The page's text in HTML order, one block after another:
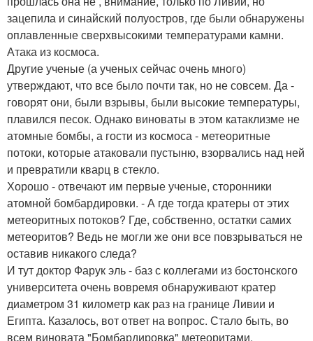
зацепила и синайский полуостров, где были обнаружены
оплавленные сверхвысокими температурами камни.
Атака из космоса.
Другие ученые (а ученых сейчас очень много)
утверждают, что все было почти так, но не совсем. Да -
говорят они, были взрывы, были высокие температуры,
плавился песок. Однако виноваты в этом катаклизме не
атомные бомбы, а гости из космоса - метеоритные
потоки, которые атаковали пустыню, взорвались над ней
и превратили кварц в стекло.
Хорошо - отвечают им первые ученые, сторонники
атомной бомбардировки. - А где тогда кратеры от этих
метеоритных потоков? Где, собственно, остатки самих
метеоритов? Ведь не могли же они все повзрываться не
оставив никакого следа?
И тут доктор Фарук эль - баз с коллегами из бостонского
университета очень вовремя обнаруживают кратер
диаметром 31 километр как раз на границе Ливии и
Египта. Казалось, вот ответ на вопрос. Стало быть, во
всем виновата "Бомбардировка" метеоритами.